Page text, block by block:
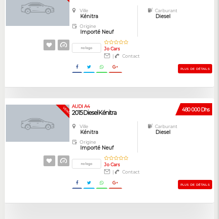
Ville
Kénitra
Carburant
Diesel
Origine
Importé Neuf
Jo Cars
|
Contact
PLUS DE DÉTAILS
GARANTIE
VENDUE 480 000 Dhs
AUDI A4
2015 Diesel Kénitra
Ville
Kénitra
Carburant
Diesel
Origine
Importé Neuf
Jo Cars
|
Contact
PLUS DE DÉTAILS